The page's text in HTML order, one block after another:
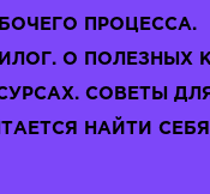
ПРОЦЕССА.
О ПОЛЕЗНЫХ
СОВЕТЫ
НАЙТИ